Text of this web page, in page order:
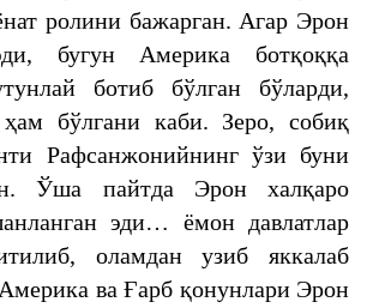
ролини бажарган. Агар Эрон
бугун Америка ботқоққа
ботиб бўлган бўларди,
бўлгани каби. Зеро, собиқ
Рафсанжонийнинг ўзи буни
Ўша пайтда Эрон халқаро
эди… ёмон давлатлар
оламдан узиб яккалаб
ва Ғарб қонунлари Эрон